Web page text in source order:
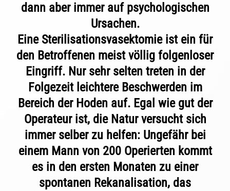
dann aber immer auf psychologischen
Ursachen.
Eine Sterilisationsvasektomie ist ein für
den Betroffenen meist völlig folgenloser
Eingriff. Nur sehr selten treten in der
Folgezeit leichtere Beschwerden im
Bereich der Hoden auf. Egal wie gut der
Operateur ist, die Natur versucht sich
immer selber zu helfen: Ungefähr bei
einem Mann von 200 Operierten kommt
es in den ersten Monaten zu einer
spontanen Rekanalisation, das